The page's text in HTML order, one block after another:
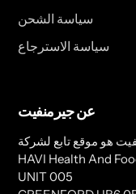
سياسة الشحن
سياسة الاسترجاع
عن جيرمنفيت
هو موقع تابع لشركة
HAVI Health And
UNIT 005